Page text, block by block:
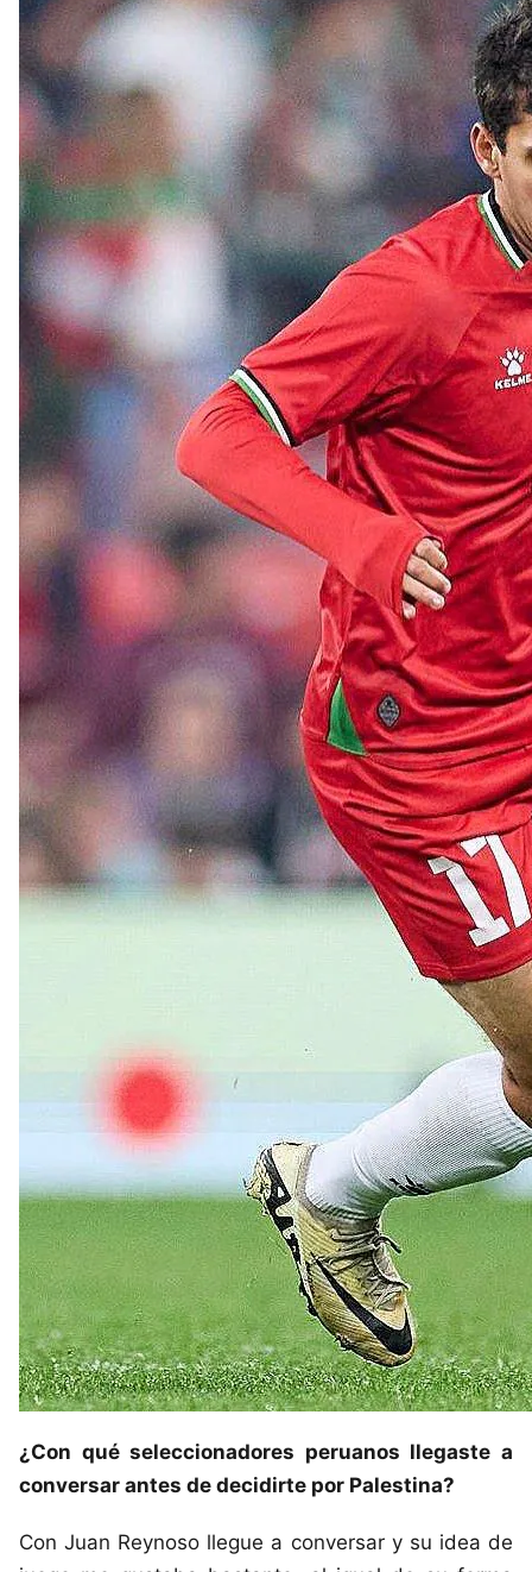
¿Con qué seleccionadores peruanos llegaste a
conversar antes de decidirte por Palestina?
Con Juan Reynoso llegue a conversar y su idea de